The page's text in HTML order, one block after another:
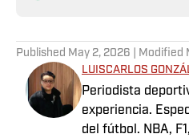
Published May 2, 2026 | Modified
LUISCARLOS
Periodista
experiencia.
del fútbol. NBA,